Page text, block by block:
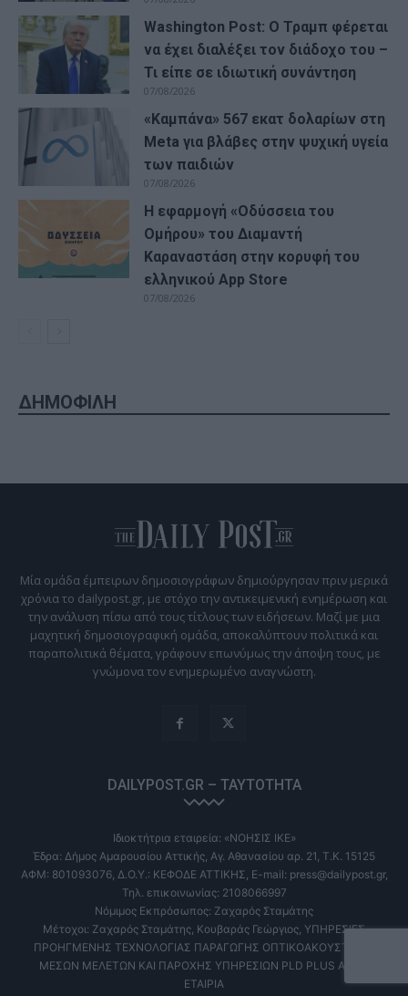
Washington Post: Ο Τραμπ φέρεται
να έχει διαλέξει τον διάδοχο του –
Τι είπε σε ιδιωτική συνάντηση
07/08/2026
«Καμπάνα» 567 εκατ δολαρίων στη
Meta για βλάβες στην ψυχική υγεία
των παιδιών
07/08/2026
Η εφαρμογή «Οδύσσεια του
Ομήρου» του Διαμαντή
Καραναστάση στην κορυφή του
ελληνικού App Store
07/08/2026
ΔΗΜΟΦΙΛΗ
Μία ομάδα έμπειρων δημοσιογράφων δημιούργησαν πριν μερικά
χρόνια το dailypost.gr, με στόχο την αντικειμενική ενημέρωση και
την ανάλυση πίσω από τους τίτλους των ειδήσεων. Μαζί με μια
μαχητική δημοσιογραφική ομάδα, αποκαλύπτουν πολιτικά και
παραπολιτικά θέματα, γράφουν επωνύμως την άποψη τους, με
γνώμονα τον ενημερωμένο αναγνώστη.
DAILYPOST.GR – ΤΑΥΤΌΤΗΤΑ
Ιδιοκτήτρια εταιρεία: «ΝΟΗΣΙΣ ΙΚΕ»
Έδρα: Δήμος Αμαρουσίου Αττικής, Αγ. Αθανασίου αρ. 21, Τ.Κ. 15125
ΑΦΜ: 801093076, Δ.Ο.Υ.: ΚΕΦΟΔΕ ΑΤΤΙΚΗΣ, E-mail: press@dailypost.gr,
Τηλ. επικοινωνίας: 2108066997
Νόμιμος Εκπρόσωπος: Ζαχαρός Σταμάτης
Μέτοχοι: Ζαχαρός Σταμάτης, Κουβαράς Γεώργιος, ΥΠΗΡΕΣΙΕΣ
ΠΡΟΗΓΜΕΝΗΣ ΤΕΧΝΟΛΟΓΙΑΣ ΠΑΡΑΓΩΓΗΣ ΟΠΤΙΚΟΑΚΟΥΣΤΙΚΩΝ
ΜΕΣΩΝ ΜΕΛΕΤΩΝ ΚΑΙ ΠΑΡΟΧΗΣ ΥΠΗΡΕΣΙΩΝ PLD PLUS ΑΝΩΝ
ΕΤΑΙΡΙΑ